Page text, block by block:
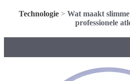
Technologie > Wat maakt
professionele